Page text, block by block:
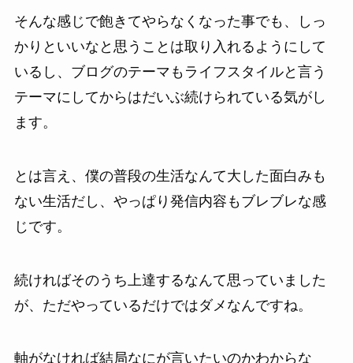
そんな感じで飽きてやらなくなった事でも、しっ
かりといいなと思うことは取り入れるようにして
いるし、ブログのテーマもライフスタイルと言う
テーマにしてからはだいぶ続けられている気がし
ます。
とは言え、僕の普段の生活なんて大した面白みも
ない生活だし、やっぱり発信内容もブレブレな感
じです。
続ければそのうち上達するなんて思っていました
が、ただやっているだけではダメなんですね。
軸がなければ結局なにが言いたいのかわからな